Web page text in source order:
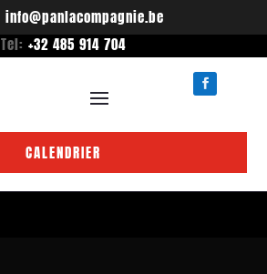
info@panlacompagnie.be
Tel: +32 485 914 704
CALENDRIER